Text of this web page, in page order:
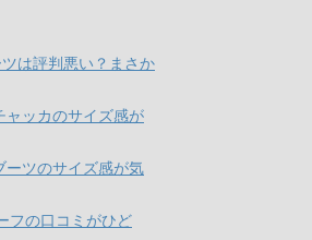
は評判悪い？まさか
ャッカのサイズ感が
ーツのサイズ感が気
フの口コミがひど